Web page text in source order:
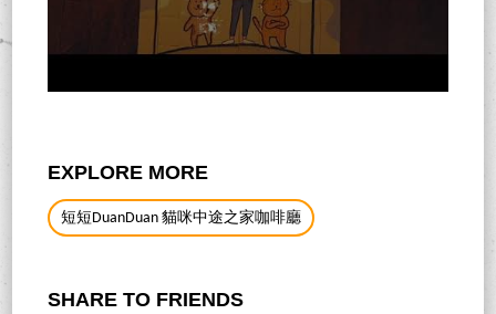
EXPLORE MORE
短短DuanDuan 貓咪中途之家咖啡廳
SHARE TO FRIENDS